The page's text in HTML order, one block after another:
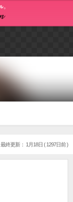
最終更新： 1月18日 ( 1297日前 )